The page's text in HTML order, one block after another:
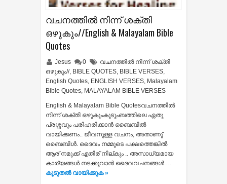
വചനത്തിൽ നിന്ന് ശക്തി
ഒഴുകും//English & Malayalam Bible
Quotes
Jesus 0
വചനത്തിൽ നിന്ന് ശക്തി
ഒഴുകും//, BIBLE QUOTES, BIBLE VERSES,
English Quotes, ENGLISH VERSES, Malayalam
Bible Quotes, MALAYALAM BIBLE VERSES
English & Malayalam Bible Quotesവചനത്തിൽ
നിന്ന് ശക്തി ഒഴുകുംകുടുംബത്തിലെ ഏതു
പ്രശ്നവും പരിഹരിക്കാൻ ബൈബിൽ
വായിക്കണം.. ജീവനുള്ള വചനം, അതാണു്
ബെെബിൾ. ദൈവം നമ്മുടെ പക്ഷത്തെങ്കിൽ
ആര് നമുക്ക് എതിര് നില്കും .. അസാധ്യമായ
കാര്യങ്ങള്‍ നടക്കുവാന്‍ ദൈവവചനങ്ങള്‍.…
കൂടുതൽ‍ വായിക്കുക »